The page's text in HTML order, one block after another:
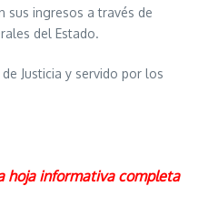
sus ingresos a través de
del Estado.
Justicia y servido por los
hoja informativa completa